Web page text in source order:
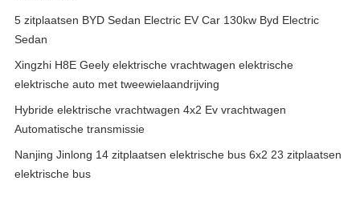
5 zitplaatsen BYD Sedan Electric EV Car 130kw Byd Electric
Sedan
Xingzhi H8E Geely elektrische vrachtwagen elektrische
elektrische auto met tweewielaandrijving
Hybride elektrische vrachtwagen 4x2 Ev vrachtwagen
Automatische transmissie
Nanjing Jinlong 14 zitplaatsen elektrische bus 6x2 23 zitplaatsen
elektrische bus